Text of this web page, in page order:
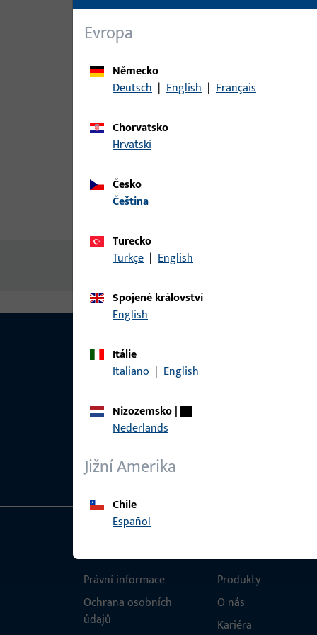
Žádný obsah není k dispozici
Evropa
Německo
Deutsch | English | Français
Chorvatsko
Hrvatski
Česko
čeština
Turecko
Türkçe | English
Spojené království
English
Itálie
Italiano | English
Nizozemsko|
Nederlands
Jižní Amerika
Chile
Español
Právní informace
Ochrana osobních
údajů
Produkty
O nás
Kariéra